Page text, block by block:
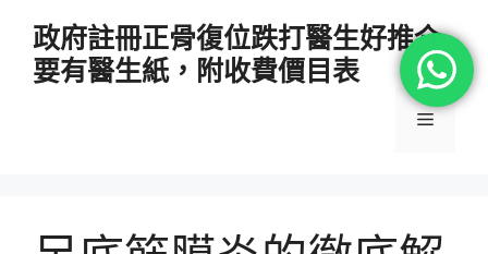
政府註冊正骨復位跌打醫生好推介
要有醫生紙，附收費價目表
選